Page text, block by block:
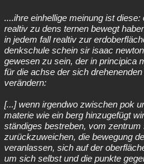
....ihre einhellige meinung ist
realtiv zu dens ternen bewegt
in jedem fall realtiv zur
denkschule schein sir isaac
gewesen zu sein, der in principica
für die achse der sich
verändern:
[...] wenn irgendwo zwischen pok
materie wie ein berg hinzugefügt
ständiges bestreben, vom zentrum
zurückzuweichen, die bewegung
veranlassen, sich auf der
um sich selbst und die punkte